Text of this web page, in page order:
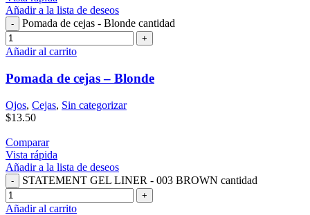
Añadir a la lista de deseos
Pomada de cejas - Blonde cantidad
Añadir al carrito
Pomada de cejas – Blonde
Ojos, Cejas, Sin categorizar
$13.50
Comparar
Vista rápida
Añadir a la lista de deseos
STATEMENT GEL LINER - 003 BROWN cantidad
Añadir al carrito